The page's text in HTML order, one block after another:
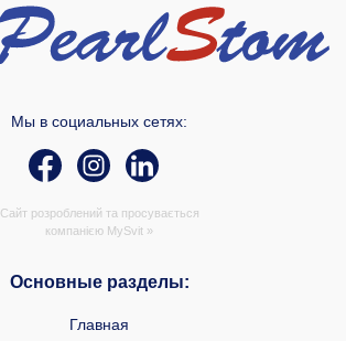
Мы в социальных сетях:
Сайт розроблений та просувається
компанією MySvit »
Основные разделы:
Главная